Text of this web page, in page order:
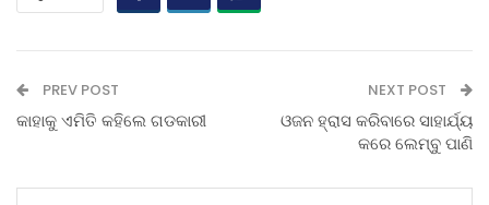
PREV POST
କାହାକୁ ଏମିତି କହିଲେ ଗଡକାରୀ
NEXT POST
ଓଜନ ହ୍ରାସ କରିବାରେ ସାହାର୍ଯ୍ୟ
କରେ ଲେମ୍ବୁ ପାଣି